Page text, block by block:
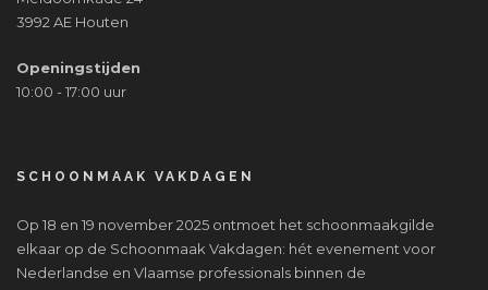
3992 AE Houten
Openingstijden
10:00 - 17:00 uur
SCHOONMAAK VAKDAGEN
Op 18 en 19 november 2025 ontmoet het schoonmaakgilde
elkaar op de Schoonmaak Vakdagen: hét evenement voor
Nederlandse en Vlaamse professionals binnen de